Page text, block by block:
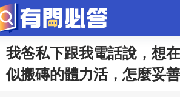
我爸私下跟我電話說，想
似搬磚的體力活，怎麼妥
問答
歷史 綜合問題 婚姻情感